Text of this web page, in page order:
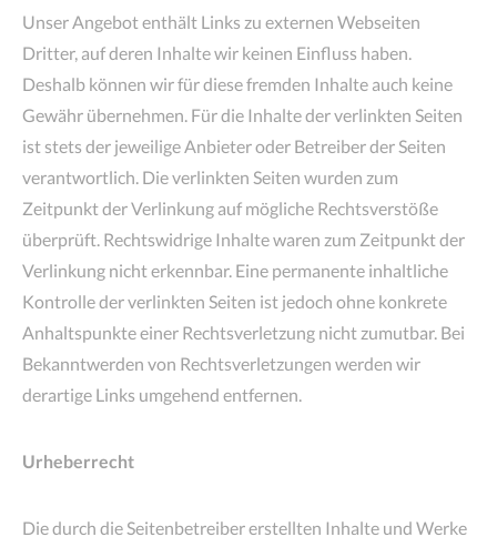
Unser Angebot enthält Links zu externen Webseiten
Dritter, auf deren Inhalte wir keinen Einfluss haben.
Deshalb können wir für diese fremden Inhalte auch keine
Gewähr übernehmen. Für die Inhalte der verlinkten Seiten
ist stets der jeweilige Anbieter oder Betreiber der Seiten
verantwortlich. Die verlinkten Seiten wurden zum
Zeitpunkt der Verlinkung auf mögliche Rechtsverstöße
überprüft. Rechtswidrige Inhalte waren zum Zeitpunkt der
Verlinkung nicht erkennbar. Eine permanente inhaltliche
Kontrolle der verlinkten Seiten ist jedoch ohne konkrete
Anhaltspunkte einer Rechtsverletzung nicht zumutbar. Bei
Bekanntwerden von Rechtsverletzungen werden wir
derartige Links umgehend entfernen.
Urheberrecht
Die durch die Seitenbetreiber erstellten Inhalte und Werke